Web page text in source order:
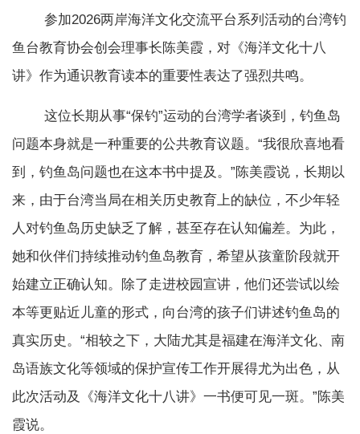
参加2026两岸海洋文化交流平台系列活动的台湾钓
鱼台教育协会创会理事长陈美霞，对《海洋文化十八
讲》作为通识教育读本的重要性表达了强烈共鸣。
这位长期从事“保钓”运动的台湾学者谈到，钓鱼岛
问题本身就是一种重要的公共教育议题。“我很欣喜地看
到，钓鱼岛问题也在这本书中提及。”陈美霞说，长期以
来，由于台湾当局在相关历史教育上的缺位，不少年轻
人对钓鱼岛历史缺乏了解，甚至存在认知偏差。为此，
她和伙伴们持续推动钓鱼岛教育，希望从孩童阶段就开
始建立正确认知。除了走进校园宣讲，他们还尝试以绘
本等更贴近儿童的形式，向台湾的孩子们讲述钓鱼岛的
真实历史。“相较之下，大陆尤其是福建在海洋文化、南
岛语族文化等领域的保护宣传工作开展得尤为出色，从
此次活动及《海洋文化十八讲》一书便可见一斑。”陈美
霞说。